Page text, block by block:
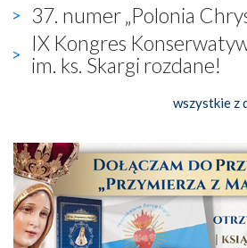
37. numer „Polonia
IX Kongres
im. ks. Skargi rozdane!
wszystkie z